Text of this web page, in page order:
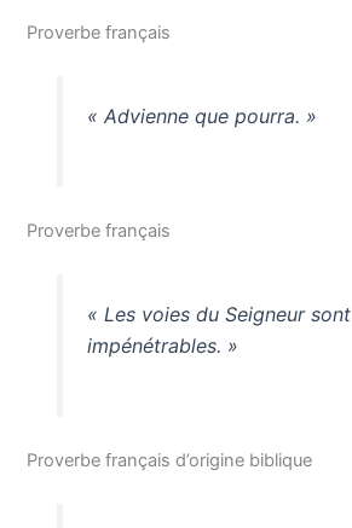
Proverbe français
« Advienne que pourra. »
Proverbe français
« Les voies du Seigneur sont
impénétrables. »
Proverbe français d’origine biblique